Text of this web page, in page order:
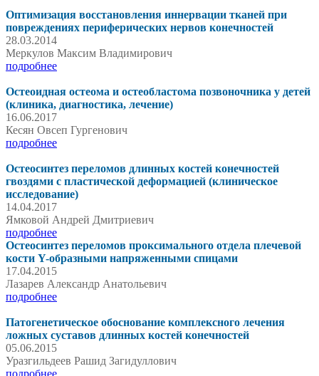
Оптимизация восстановления иннервации тканей при
повреждениях периферических нервов конечностей
28.03.2014
Меркулов Максим Владимирович
подробнее
Остеоидная остеома и остеобластома позвоночника у детей
(клиника, диагностика, лечение)
16.06.2017
Кесян Овсеп Гургенович
подробнее
Остеосинтез переломов длинных костей конечностей
гвоздями с пластической деформацией (клиническое
исследование)
14.04.2017
Ямковой Андрей Дмитриевич
подробнее
Остеосинтез переломов проксимального отдела плечевой
кости Y-образными напряженными спицами
17.04.2015
Лазарев Александр Анатольевич
подробнее
Патогенетическое обоснование комплексного лечения
ложных суставов длинных костей конечностей
05.06.2015
Уразгильдеев Рашид Загидуллович
подробнее